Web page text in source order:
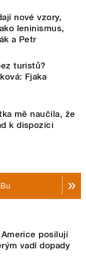
nové vzory,
leninismus,
a Petr
turistů?
Fjaka
mě naučila, že
k dispozici
posilují
vadí dopady